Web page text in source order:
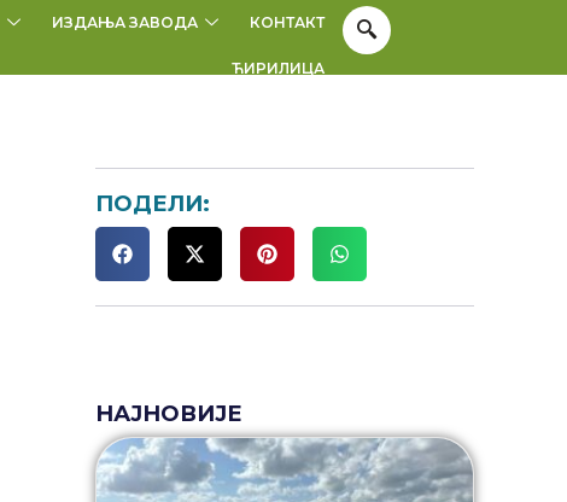
ИЗДАЊА ЗАВОДА КОНТАКТ
ЋИРИЛИЦА
ПОДЕЛИ:
НАЈНОВИЈЕ